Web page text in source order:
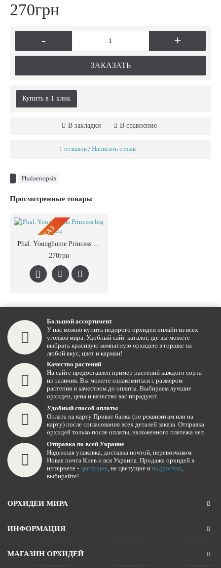
270грн
- +
ЗАКАЗАТЬ
Купить в 1 клик
В закладки В сравнение
1 отзывов / Написать отзыв
Phalaenopsis
Просмотренные товары
ПРЕДЗАКАЗ
Phal. Younghome Princess big lip
270грн
Большой ассортимент
У нас можно купить недорого орхидеи онлайн из всех
уголков мира. Удобный сайт-каталог, где вы можете
выбрать красивую комнатную орхидею в горшке на
любой вкус, цвет и карман!
Качество растений
На сайте предоставлен пример растений каждого сорта
из наличия. Вы можете ознакомиться с размером
растения и качеством до оплаты. Выбираем лучшие
орхидеи, цена и качество вас порадуют.
Удобный способ оплаты
Оплата на карту Приват банка (по реквизитам или на
карту) после согласования всех деталей заказа. Отправка
орхидей только после оплаты, наложенного платежа нет.
Отправка по всей Украине
Надежная упаковка, доставка почтой, перевозчиком
Новая почта Киев и вся Украина. Продажа орхидей в
интернете - цветущие, не цветущие и подростки,
выбирайте!
ОРХИДЕИ МИРА
ИНФОРМАЦИЯ
МАГАЗИН ОРХИДЕЙ